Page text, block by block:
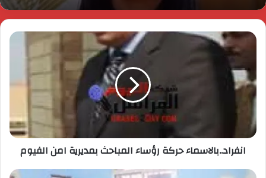
انفراد..بالاسماء حركة رؤساء المباحث بمديرية امن الفيوم